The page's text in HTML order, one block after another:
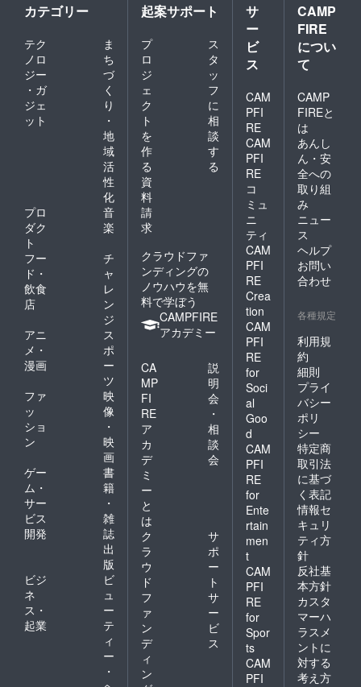
カテゴリー
テク
ノロ
ジー
・ガ
ジェ
ット
ま
ち
づ
く
り
・
地
域
活
性
化
プロ
ダク
ト
音
楽
フー
ド・
飲食
店
チ
ャ
レ
ン
ジ
アニ
メ・
漫画
ス
ポ
ー
ツ
ファ
ッ
ショ
ン
映
像
・
映
画
ゲー
ム・
サー
ビス
開発
書
籍
・
雑
誌
出
版
ビジ
ネ
ス・
起業
ビ
ュ
ー
テ
ィ
ー
・
起案サポート
プ
ロ
ジ
ェ
ク
ト
を
作
る
ス
タ
ッ
フ
に
相
談
す
る
資
料
請
求
クラウドファ
ンディングの
ノウハウを無
料で学ぼう
CAMPFIRE
アカデミー
CA
MP
FI
RE
ア
カ
デ
ミ
ー
と
は
説
明
会
・
相
談
会
ク
ラ
ウ
ド
フ
ァ
ン
デ
ィ
ン
サ
ポ
ー
ト
サ
ー
ビ
ス
サ
ー
ビ
ス
CAM
PFI
RE
CAM
PFI
RE
コ
ミュ
ニ
ティ
CAM
PFI
RE
Crea
tion
CAM
PFI
RE
for
Soci
al
Goo
d
CAM
PFI
RE
for
Ente
rtain
men
t
CAM
PFI
RE
for
Spor
ts
CAM
PFI
CAMP
FIRE
につい
て
CAMP
FIREと
は
あんし
ん・安
全への
取り組
み
ニュー
ス
ヘルプ
お問い
合わせ
各種規定
利用規
約
細則
プライ
バシー
ポリ
シー
特定商
取引法
に基づ
く表記
情報セ
キュリ
ティ方
針
反社基
本方針
カスタ
マーハ
ラスメ
ントに
対する
考え方